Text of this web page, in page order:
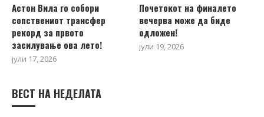
Астон Вила го собори
сопствениот трансфер
рекорд за првото
засилување ова лето!
јули 17, 2026
Почетокот на финалето
вечерва може да биде
одложен!
јули 19, 2026
ВЕСТ НА НЕДЕЛАТА